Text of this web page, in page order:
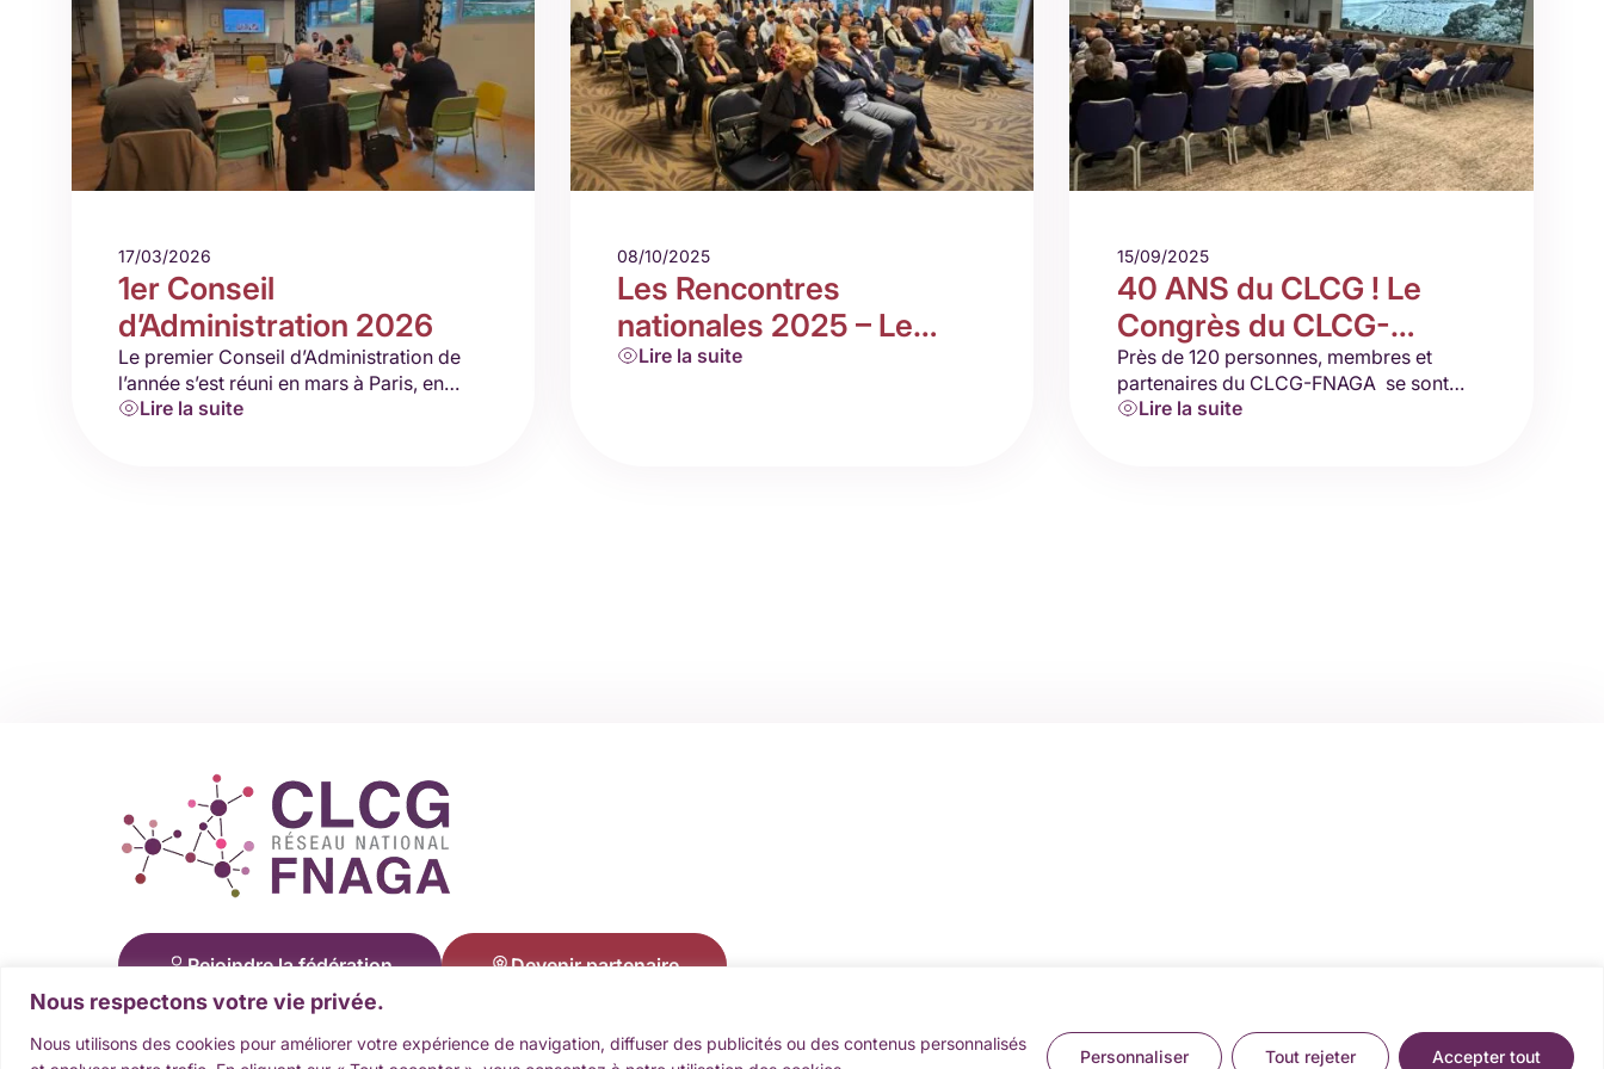
Nous respectons votre vie privée.
Nous utilisons des cookies pour améliorer votre expérience de navigation, diffuser des publicités ou des contenus personnalisés
Personnaliser Tout rejeter Accepter tout
17/03/2026
1er Conseil
d’Administration 2026
Le premier Conseil d’Administration de
l’année s’est réuni en mars à Paris, en
présentiel et en visio. Nous avons pu
Lire la suite
08/10/2025
Les Rencontres
nationales 2025 – Le
Pouliguen
Lire la suite
15/09/2025
40 ANS du CLCG ! Le
Congrès du CLCG-
FNAGA s’est déroulé à
Nice du samedi 21 au
Près de 120 personnes, membres et
partenaires du CLCG-FNAGA se sont
réunis au Radisson Blu Hôtel Nice, les 21,
Lire la suite
Rejoindre la fédération Devenir partenaire